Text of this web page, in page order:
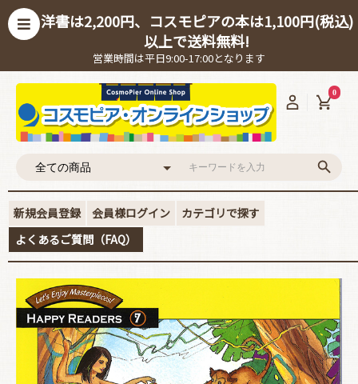
洋書は2,200円、コスモピアの本は1,100円(税込)
以上で送料無料!
営業時間は平日9:00-17:00となります
0
新規会員登録 会員様ログイン
カテゴリで探す
よくあるご質問（FAQ）